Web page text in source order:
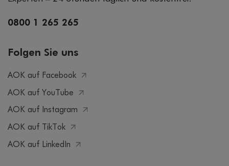
0800 1 265 265
Folgen Sie uns
AOK auf Facebook
AOK auf YouTube
AOK auf Instagram
AOK auf TikTok
AOK auf LinkedIn